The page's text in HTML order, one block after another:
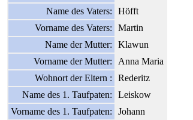
Name des Vaters:
Höfft
Vorname des Vaters:
Martin
Name der Mutter:
Klawun
Vorname der Mutter:
Anna Maria
Wohnort der Eltern :
Rederitz
Name des 1. Taufpaten:
Leiskow
Vorname des 1. Taufpaten:
Johann